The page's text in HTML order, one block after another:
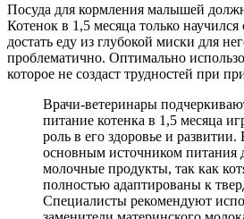
Посуда для кормления малышей
Котенок в 1,5 месяца только научился
достать еду из глубокой миски для
проблематично. Оптимально
которое не создаст трудностей при
Врачи-ветеринары
питание котенка в 1,5 месяца
роль в его здоровье и развитии.
основным источником питания
молочные продукты, так как
полностью адаптированы к
Специалисты рекомендуют